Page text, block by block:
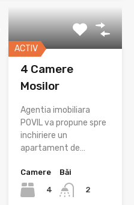
ACTIV
4 Camere
Mosilor
Agentia imobiliara
POVIL va propune spre
inchiriere un
apartament de…
Camere
4
Băi
2